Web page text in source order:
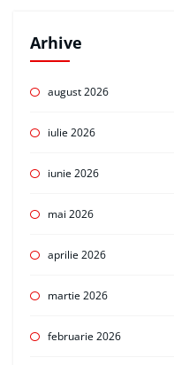
Arhive
august 2026
iulie 2026
iunie 2026
mai 2026
aprilie 2026
martie 2026
februarie 2026